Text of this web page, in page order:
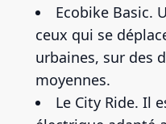
Ecobike Basic.
ceux qui se
urbaines, sur des
moyennes.
Le City Ride. Il